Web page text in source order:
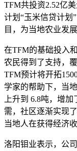
TFM共投资2.52亿
计划“玉米信贷计划
目，为当地农业发
在TFM的基础投入
农民得到了支持，
TFM预计将开拓
学家的帮助下，当
上升到 6.8吨，增
需，社区逐渐实现
当地人在获得经济
洛阳钼业表示，公